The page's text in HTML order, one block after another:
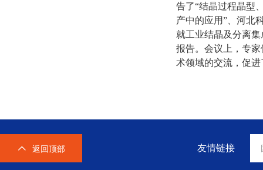
告了“结晶过程晶型
产中的应用”、河北
就工业结晶及分离
报告。会议上，专
术领域的交流，促
返回顶部 友情链接